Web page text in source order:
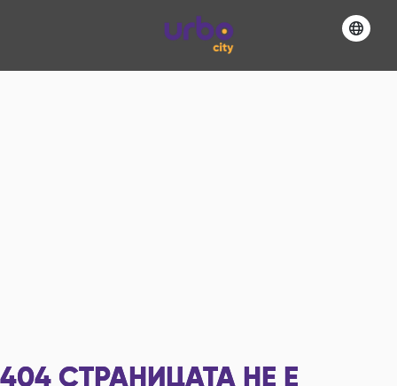
404 СТРАНИЦАТА НЕ Е